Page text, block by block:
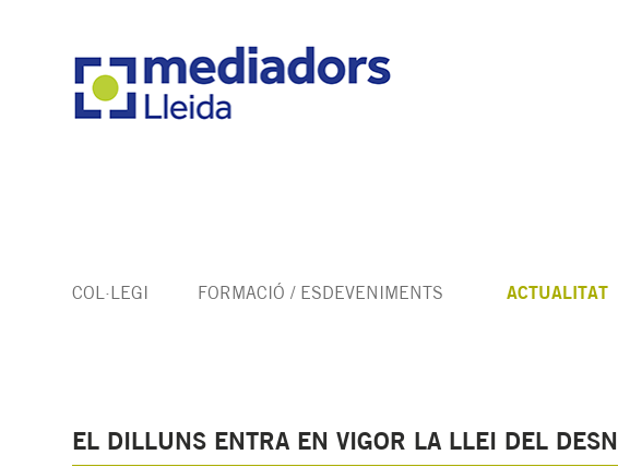
COL·LEGI FORMACIÓ / ESDEVENIMENTS ACTUALITAT
EL DILLUNS ENTRA EN VIGOR LA LLEI DEL